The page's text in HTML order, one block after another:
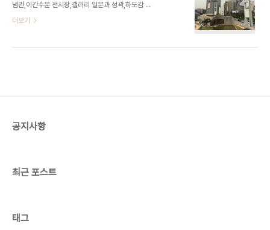
념관,이간수문 전시장,갤러리 일문과 성곽,하도감 유
적,조명탑등으로 역사문화공원 조성​​​
더보기
공지사항
최근 포스트
태그